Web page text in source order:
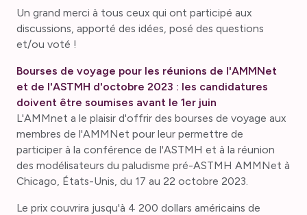
Un grand merci à tous ceux qui ont participé aux
discussions, apporté des idées, posé des questions
et/ou voté !
Bourses de voyage pour les réunions de l'AMMNet
et de l'ASTMH d'octobre 2023 : les candidatures
doivent être soumises avant le 1er juin
L'AMMnet a le plaisir d'offrir des bourses de voyage aux
membres de l'AMMNet pour leur permettre de
participer à la conférence de l'ASTMH et à la réunion
des modélisateurs du paludisme pré-ASTMH AMMNet à
Chicago, États-Unis, du 17 au 22 octobre 2023.
Le prix couvrira jusqu'à 4 200 dollars américains de